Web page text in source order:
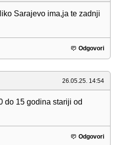
Sarajevo ima,ja te zadnji
Odgovori
26.05.25. 14:54
do 15 godina stariji od
Odgovori